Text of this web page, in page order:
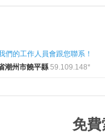
們的工作人員會跟您聯系！
潮州市饒平縣59.109.148*
免費